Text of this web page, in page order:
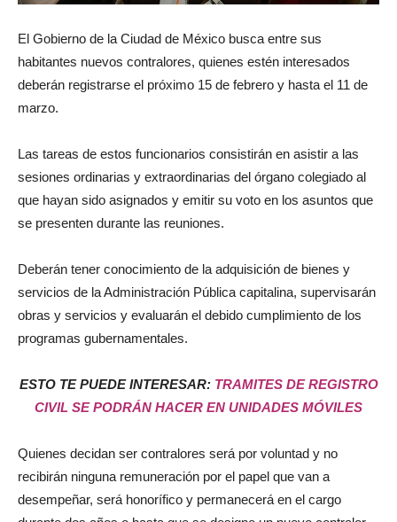
El Gobierno de la Ciudad de México busca entre sus
habitantes nuevos contralores, quienes estén interesados
deberán registrarse el próximo 15 de febrero y hasta el 11 de
marzo.
Las tareas de estos funcionarios consistirán en asistir a las
sesiones ordinarias y extraordinarias del órgano colegiado al
que hayan sido asignados y emitir su voto en los asuntos que
se presenten durante las reuniones.
Deberán tener conocimiento de la adquisición de bienes y
servicios de la Administración Pública capitalina, supervisarán
obras y servicios y evaluarán el debido cumplimiento de los
programas gubernamentales.
ESTO TE PUEDE INTERESAR: TRAMITES DE REGISTRO
CIVIL SE PODRÁN HACER EN UNIDADES MÓVILES
Quienes decidan ser contralores será por voluntad y no
recibirán ninguna remuneración por el papel que van a
desempeñar, será honorífico y permanecerá en el cargo